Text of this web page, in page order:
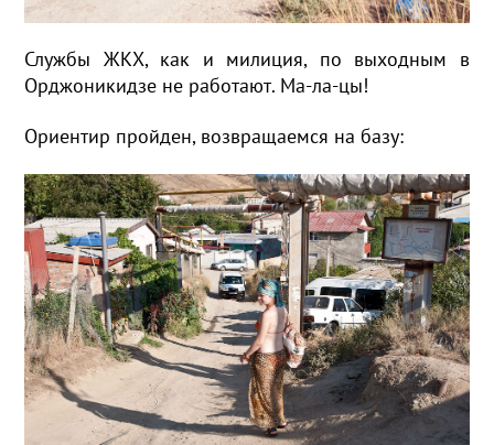
Службы ЖКХ, как и милиция, по выходным в
Орджоникидзе не работают. Ма-ла-цы!
Ориентир пройден, возвращаемся на базу: